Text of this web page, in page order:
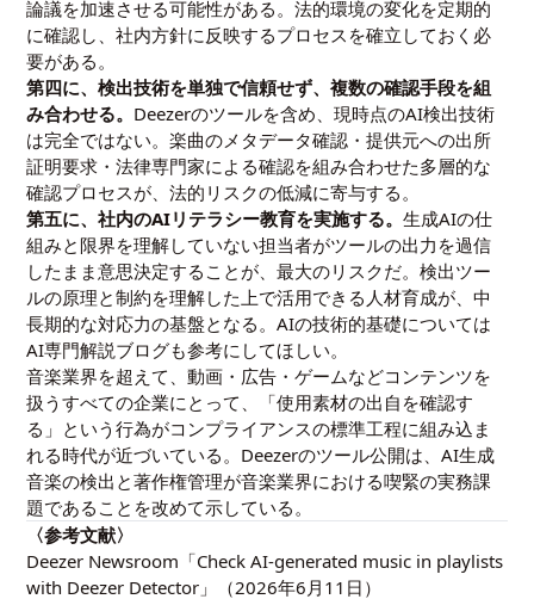
論議を加速させる可能性がある。法的環境の変化を定期的
に確認し、社内方針に反映するプロセスを確立しておく必
要がある。
第四に、検出技術を単独で信頼せず、複数の確認手段を組
み合わせる。 Deezerのツールを含め、現時点のAI検出技術
は完全ではない。楽曲のメタデータ確認・提供元への出所
証明要求・法律専門家による確認を組み合わせた多層的な
確認プロセスが、法的リスクの低減に寄与する。
第五に、社内のAIリテラシー教育を実施する。生成AIの仕
組みと限界を理解していない担当者がツールの出力を過信
したまま意思決定することが、最大のリスクだ。検出ツー
ルの原理と制約を理解した上で活用できる人材育成が、中
長期的な対応力の基盤となる。AIの技術的基礎については
AI専門解説ブログも参考にしてほしい。
音楽業界を超えて、動画・広告・ゲームなどコンテンツを
扱うすべての企業にとって、「使用素材の出自を確認す
る」という行為がコンプライアンスの標準工程に組み込ま
れる時代が近づいている。Deezerのツール公開は、AI生成
音楽の検出と著作権管理が音楽業界における喫緊の実務課
題であることを改めて示している。
〈参考文献〉
Deezer Newsroom「Check AI-generated music in playlists
with Deezer Detector」（2026年6月11日）